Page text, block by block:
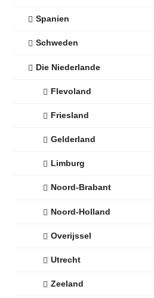
Spanien
Schweden
Die Niederlande
Flevoland
Friesland
Gelderland
Limburg
Noord-Brabant
Noord-Holland
Overijssel
Utrecht
Zeeland